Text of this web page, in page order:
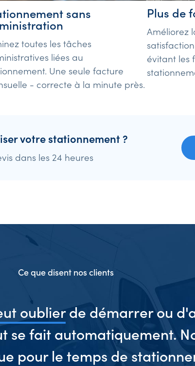
sans
toutes les tâches
liées au
Une seule facture
- correcte à la minute près.
Plus de
Améliorez
évitant les
votre stationnement ?
dans les 24 heures
Ce que disent nos clients
oublierde démarrer ou
se fait automatiquement.
pour le temps de